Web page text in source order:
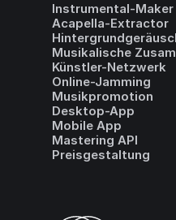
Instrumental-Maker
Acapella-Extractor
Musikalische
Künstler-Netzwerk
Online-Jamming
Musikpromotion
Desktop-App
Mobile App
Mastering API
Preisgestaltung